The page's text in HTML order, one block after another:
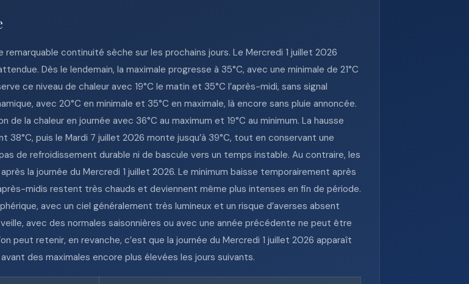
continuité sèche sur les prochains jours. Le Mercredi 1 juillet 2026
Dès le lendemain, la maximale progresse à 35°C, avec une minimale de 21°C
ce niveau de chaleur avec 19°C le matin et 35°C l’après-midi, sans signal
avec 20°C en minimale et 35°C en maximale, là encore sans pluie annoncée.
la chaleur en journée avec 36°C au maximum et 19°C au minimum. La hausse
puis le Mardi 7 juillet 2026 monte jusqu’à 39°C, tout en conservant une
de refroidissement durable ni de bascule vers un temps instable. Au contraire, les
la journée du Mercredi 1 juillet 2026. Le minimum baisse temporairement après
midis restent très chauds et deviennent même plus intenses en fin de période.
avec un ciel généralement très lumineux et un risque d’averses absent
avec des normales saisonnières ou avec une année précédente ne peut être
peut retenir, en revanche, c’est que la journée du Mercredi 1 juillet 2026 apparaît
des maximales encore plus élevées les jours suivants.